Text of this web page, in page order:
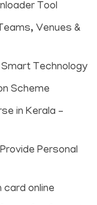
Tool
Venues &
Smart Technology
Scheme
in Kerala –
Personal
card online